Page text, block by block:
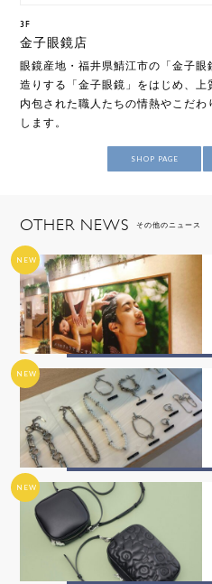
3F
金子眼鏡店
眼鏡産地・福井県鯖江市の「金子
造りする「金子眼鏡」をはじめ、
内包された職人たちの情熱やこだ
します。
SHOP PAGE
OTHER NEWS その他のニュース
NEW
NEW
NEW